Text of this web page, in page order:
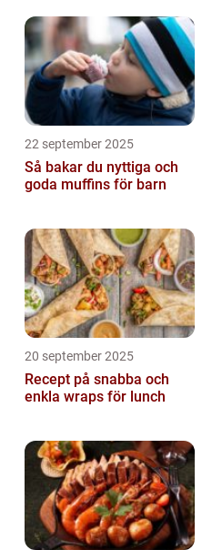
22 september 2025
Så bakar du nyttiga och
goda muffins för barn
20 september 2025
Recept på snabba och
enkla wraps för lunch